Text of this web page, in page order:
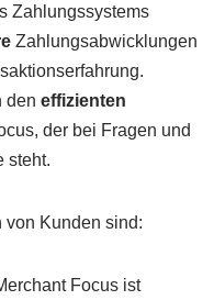
Zahlungssystems
Zahlungsabwicklungen
den effizienten
der bei Fragen und
steht.
von Kunden sind:
Focus ist